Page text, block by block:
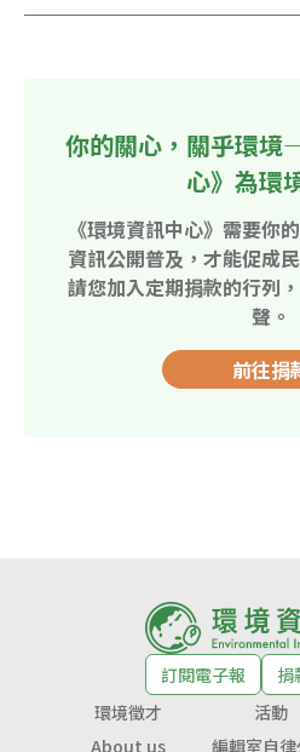
你的關心，關乎環境
心》為環
《環境資訊中心》需要你
資訊公開普及，才能促成
請您加入定期捐款的行列
聲。
前往捐
訂閱電子報
捐
環境徵才
活動
About us
編輯室自律